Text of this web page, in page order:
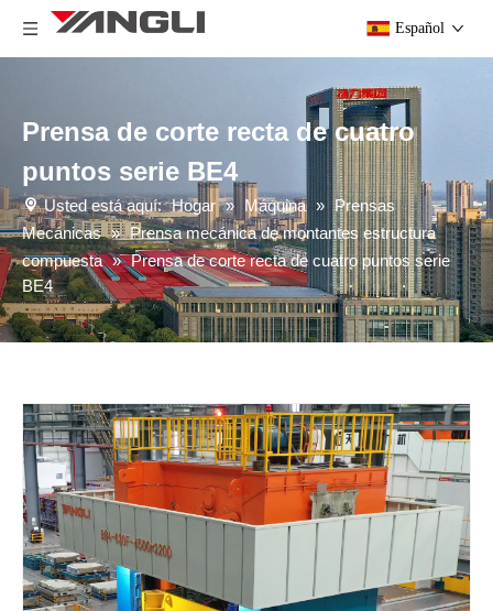
Español
Prensa de corte recta de cuatro
puntos serie BE4
Usted está aquí: Hogar » Máquina » Prensas
Mecánicas » Prensa mecánica de montantes estructura
compuesta » Prensa de corte recta de cuatro puntos serie
BE4